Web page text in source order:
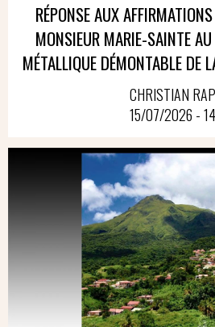
RÉPONSE AUX
MONSIEUR MARIE-SAINTE
MÉTALLIQUE DÉMONTABLE DE
CHRISTIAN
15/07/2026 -